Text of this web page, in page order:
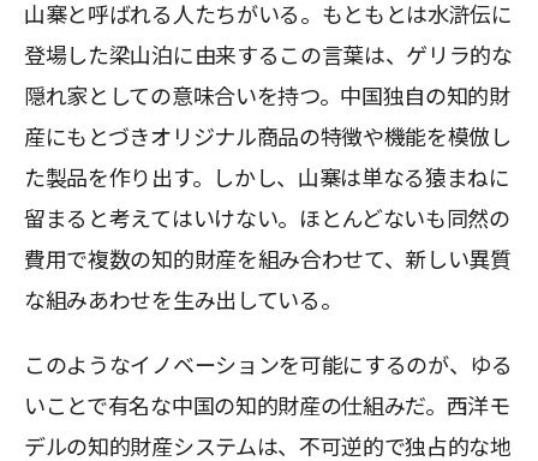
山寨と呼ばれる人たちがいる。もともとは水滸伝に
登場した梁山泊に由来するこの言葉は、ゲリラ的な
隠れ家としての意味合いを持つ。中国独自の知的財
産にもとづきオリジナル商品の特徴や機能を模倣し
た製品を作り出す。しかし、山寨は単なる猿まねに
留まると考えてはいけない。ほとんどないも同然の
費用で複数の知的財産を組み合わせて、新しい異質
な組みあわせを生み出している。
このようなイノベーションを可能にするのが、ゆる
いことで有名な中国の知的財産の仕組みだ。西洋モ
デルの知的財産システムは、不可逆的で独占的な地